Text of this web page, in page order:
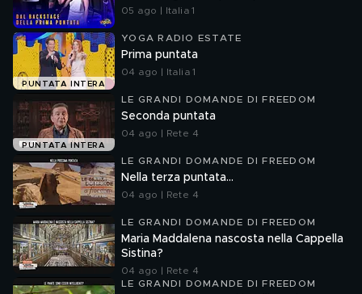
05 ago | Italia 1
PUNTATA INTERA
YOGA RADIO ESTATE
Prima puntata
04 ago | Italia 1
PUNTATA INTERA
LE GRANDI DOMANDE DI FREEDOM
Seconda puntata
04 ago | Rete 4
LE GRANDI DOMANDE DI FREEDOM
Nella terza puntata...
04 ago | Rete 4
LE GRANDI DOMANDE DI FREEDOM
Maria Maddalena nascosta nella Cappella
Sistina?
04 ago | Rete 4
LE GRANDI DOMANDE DI FREEDOM